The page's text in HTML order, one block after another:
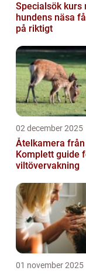
Specialsök kurs när
hundens näsa
på riktigt
02 december 2025
Åtelkamera
Komplett guide
viltövervakning
01 november 2025